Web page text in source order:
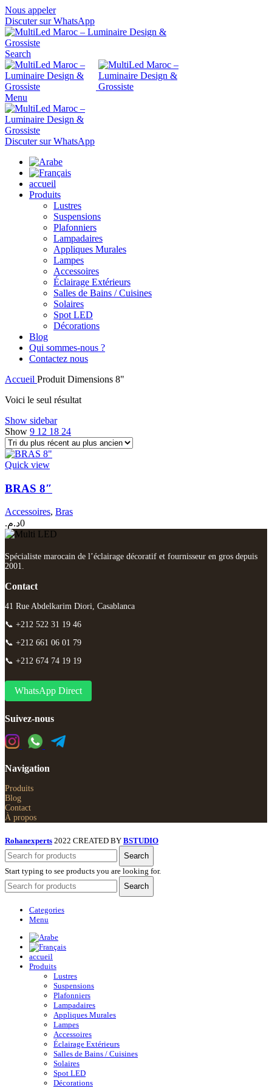
Nous appeler
Discuter sur WhatsApp
Search
Menu
Discuter sur WhatsApp
accueil
Produits
Lustres
Suspensions
Plafonniers
Lampadaires
Appliques Murales
Lampes
Accessoires
Éclairage Extérieurs
Salles de Bains / Cuisines
Solaires
Spot LED
Décorations
Blog
Qui sommes-nous ?
Contactez nous
Accueil Produit Dimensions 8"
Voici le seul résultat
Show sidebar
Show 9 12 18 24
Quick view
BRAS 8″
Accessoires, Bras
0د.م.
Spécialiste marocain de l’éclairage décoratif et fournisseur en gros depuis
2001.
Contact
41 Rue Abdelkarim Diori, Casablanca
📞 +212 522 31 19 46
📞 +212 661 06 01 79
📞 +212 674 74 19 19
WhatsApp Direct
Suivez-nous
Navigation
Produits
Blog
Contact
À propos
Rohanexperts 2022 CREATED BY BSTUDIO
Search
Start typing to see products you are looking for.
Search
Categories
Menu
accueil
Produits
Lustres
Suspensions
Plafonniers
Lampadaires
Appliques Murales
Lampes
Accessoires
Éclairage Extérieurs
Salles de Bains / Cuisines
Solaires
Spot LED
Décorations